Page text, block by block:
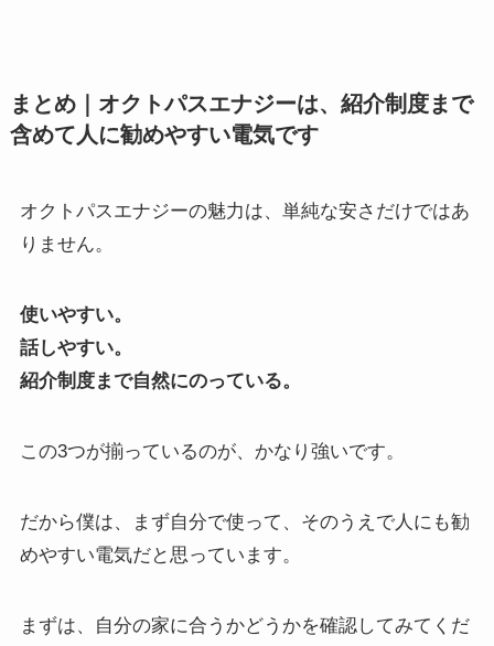
まとめ｜オクトパスエナジーは、紹介制度まで
含めて人に勧めやすい電気です
オクトパスエナジーの魅力は、単純な安さだけではあ
りません。
使いやすい。
話しやすい。
紹介制度まで自然にのっている。
この3つが揃っているのが、かなり強いです。
だから僕は、まず自分で使って、そのうえで人にも勧
めやすい電気だと思っています。
まずは、自分の家に合うかどうかを確認してみてくだ